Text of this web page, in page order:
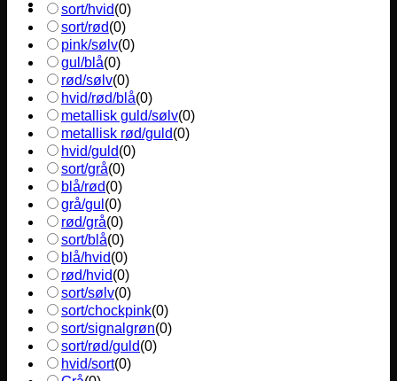
sort/hvid(0)
sort/rød(0)
pink/sølv(0)
gul/blå(0)
rød/sølv(0)
hvid/rød/blå(0)
metallisk guld/sølv(0)
metallisk rød/guld(0)
hvid/guld(0)
sort/grå(0)
blå/rød(0)
grå/gul (0)
rød/grå(0)
sort/blå(0)
blå/hvid(0)
rød/hvid(0)
sort/sølv(0)
sort/chockpink(0)
sort/signalgrøn(0)
sort/rød/guld(0)
hvid/sort(0)